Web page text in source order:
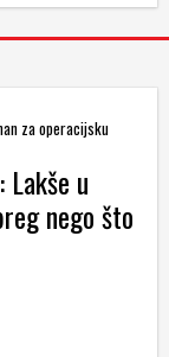
za operacijsku
Lakše u
nego što